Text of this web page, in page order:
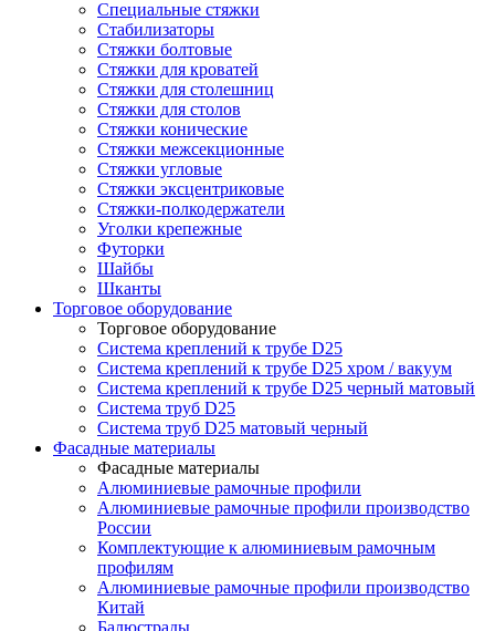
Специальные стяжки
Стабилизаторы
Стяжки болтовые
Стяжки для кроватей
Стяжки для столешниц
Стяжки для столов
Стяжки конические
Стяжки межсекционные
Стяжки угловые
Стяжки эксцентриковые
Стяжки-полкодержатели
Уголки крепежные
Футорки
Шайбы
Шканты
Торговое оборудование
Торговое оборудование
Система креплений к трубе D25
Система креплений к трубе D25 хром / вакуум
Система креплений к трубе D25 черный матовый
Система труб D25
Система труб D25 матовый черный
Фасадные материалы
Фасадные материалы
Алюминиевые рамочные профили
Алюминиевые рамочные профили производство
России
Комплектующие к алюминиевым рамочным
профилям
Алюминиевые рамочные профили производство
Китай
Балюстрады